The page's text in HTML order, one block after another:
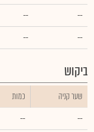
--
--
--
--
ביקוש
שער קניה כמות
--
--